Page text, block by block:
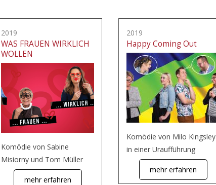
2019
WAS FRAUEN WIRKLICH
WOLLEN
Komödie von Sabine
Misiorny und Tom Müller
mehr erfahren
2019
Happy Coming Out
Komödie von Milo Kingsley
in einer Uraufführung
mehr erfahren